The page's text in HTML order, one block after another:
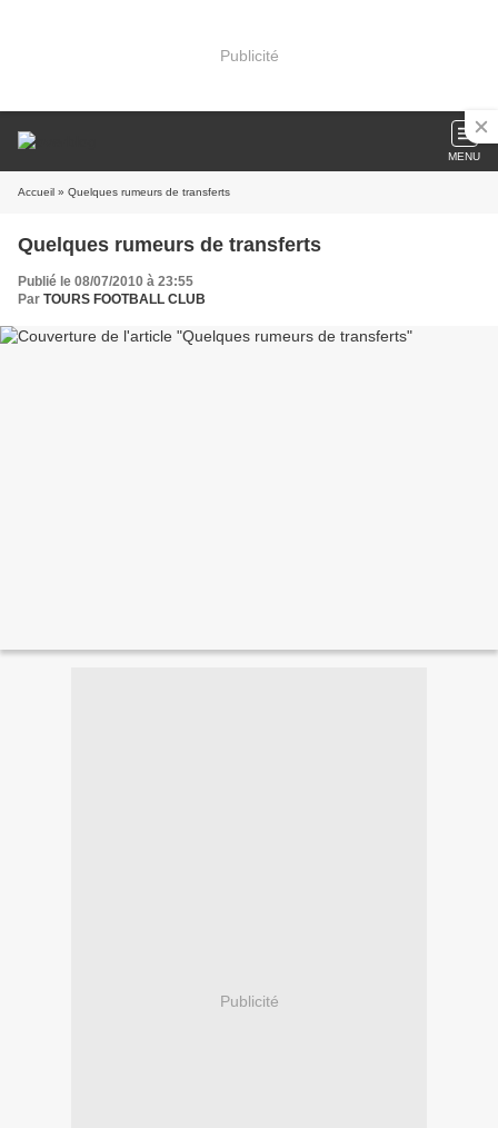
Publicité
MENU
Accueil » Quelques rumeurs de transferts
Quelques rumeurs de transferts
Publié le 08/07/2010 à 23:55
Par TOURS FOOTBALL CLUB
Publicité